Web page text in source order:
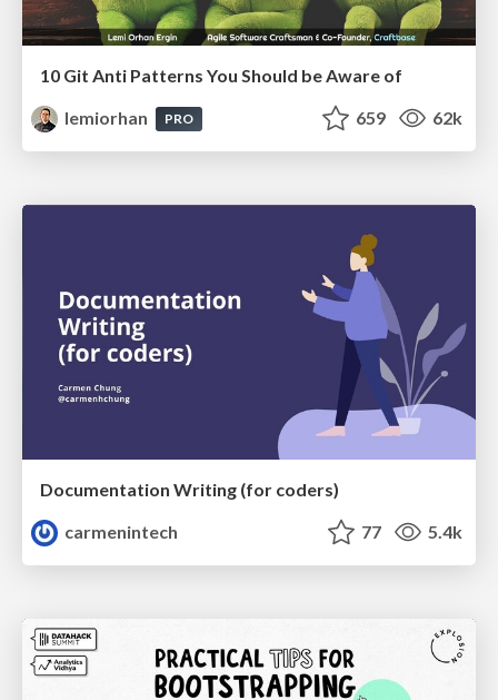
10 Git Anti Patterns You Should be Aware of
lemiorhan
PRO 659 62k
Documentation Writing (for coders)
carmenintech
77 5.4k